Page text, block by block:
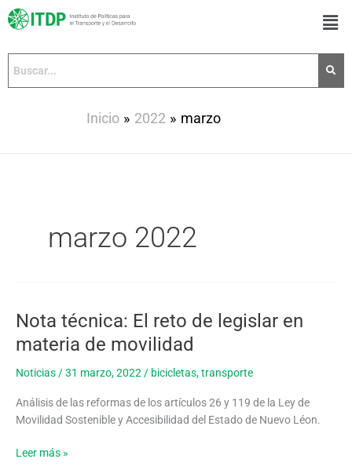
Inicio 2022 marzo
marzo 2022
Nota técnica: El reto de legislar en
materia de movilidad
Noticias /31 marzo, 2022 / bicicletas,transporte
Análisis de las reformas de los artículos 26 y 119 de la Ley de
Movilidad Sostenible y Accesibilidad del Estado de Nuevo Léon.
Nota
El
reto
legislar
en
de
Leer más »